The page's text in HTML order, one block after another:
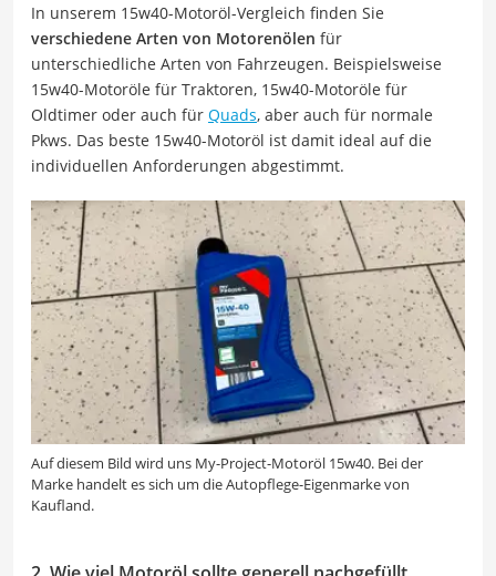
In unserem 15w40-Motoröl-Vergleich finden Sie
verschiedene Arten von Motorenölen für
unterschiedliche Arten von Fahrzeugen. Beispielsweise
15w40-Motoröle für Traktoren, 15w40-Motoröle für
Oldtimer oder auch für Quads, aber auch für normale
Pkws. Das beste 15w40-Motoröl ist damit ideal auf die
individuellen Anforderungen abgestimmt.
Auf diesem Bild wird uns My-Project-Motoröl 15w40. Bei der
Marke handelt es sich um die Autopflege-Eigenmarke von
Kaufland.